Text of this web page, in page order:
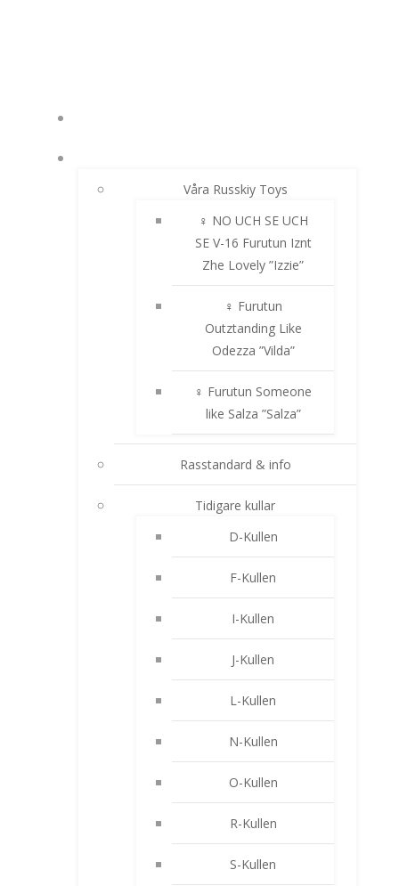
Våra Russkiy Toys
♀ NO UCH SE UCH
SE V-16 Furutun Iznt
Zhe Lovely ”Izzie”
♀ Furutun
Outztanding Like
Odezza ”Vilda”
♀ Furutun Someone
like Salza ”Salza”
Rasstandard & info
Tidigare kullar
D-Kullen
F-Kullen
I-Kullen
J-Kullen
L-Kullen
N-Kullen
O-Kullen
R-Kullen
S-Kullen